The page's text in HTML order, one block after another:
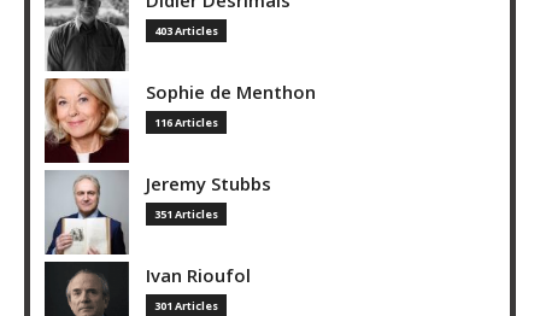
403 Articles
Sophie de Menthon
116 Articles
Jeremy Stubbs
351 Articles
Ivan Rioufol
301 Articles